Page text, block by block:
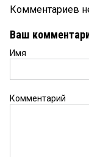
Комментариев
Ваш
Имя
Комментарий